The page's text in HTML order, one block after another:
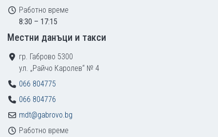
Работно време
8:30 – 17:15
Местни данъци и такси
гр. Габрово 5300
ул. „Райчо Каролев“ № 4
066 804775
066 804776
mdt@gabrovo.bg
Работно време